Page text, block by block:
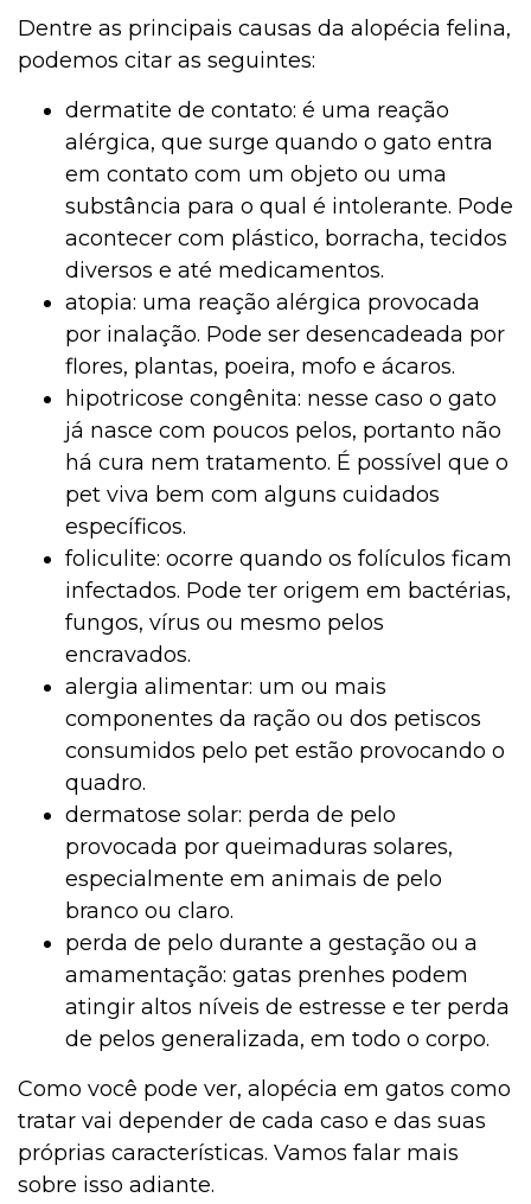
Dentre as principais causas da alopécia felina,
podemos citar as seguintes:
dermatite de contato: é uma reação
alérgica, que surge quando o gato entra
em contato com um objeto ou uma
substância para o qual é intolerante. Pode
acontecer com plástico, borracha, tecidos
diversos e até medicamentos.
atopia: uma reação alérgica provocada
por inalação. Pode ser desencadeada por
flores, plantas, poeira, mofo e ácaros.
hipotricose congênita: nesse caso o gato
já nasce com poucos pelos, portanto não
há cura nem tratamento. É possível que o
pet viva bem com alguns cuidados
específicos.
foliculite: ocorre quando os folículos ficam
infectados. Pode ter origem em bactérias,
fungos, vírus ou mesmo pelos
encravados.
alergia alimentar: um ou mais
componentes da ração ou dos petiscos
consumidos pelo pet estão provocando o
quadro.
dermatose solar: perda de pelo
provocada por queimaduras solares,
especialmente em animais de pelo
branco ou claro.
perda de pelo durante a gestação ou a
amamentação: gatas prenhes podem
atingir altos níveis de estresse e ter perda
de pelos generalizada, em todo o corpo.
Como você pode ver, alopécia em gatos como
tratar vai depender de cada caso e das suas
próprias características. Vamos falar mais
sobre isso adiante.